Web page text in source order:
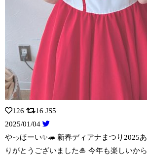
126 16 JS5
2025/01/04
やっほーい✨🦔 新春ディアナまつり2025あ
りがとうございました🎍 今年も楽しいから